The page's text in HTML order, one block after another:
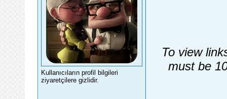
Kullanıcıların profil bilgileri
ziyaretçilere gizlidir.
To view
must be